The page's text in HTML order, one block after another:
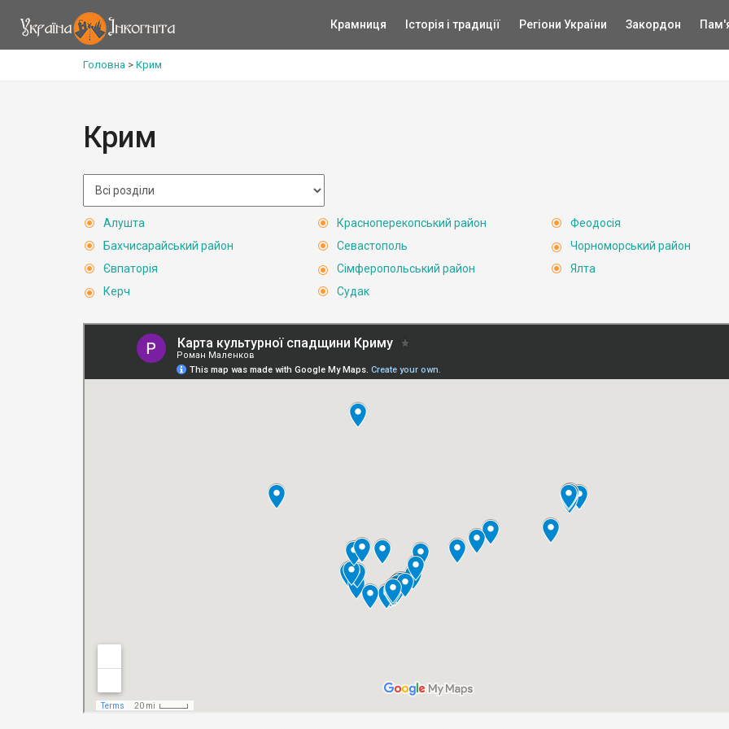
Крамниця Історія і традиції Регіони України Закордон
Головна > Крим
Крим
Алушта
Бахчисарайський район
Євпаторія
Керч
Красноперекопський район
Севастополь
Сімферопольський район
Судак
Феодосія
Чорноморський район
Ялта